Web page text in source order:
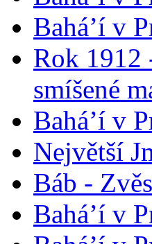
Bahá’í v
Rok 1912
smíšené
Bahá’í v
Největší
Báb -
Bahá’í v